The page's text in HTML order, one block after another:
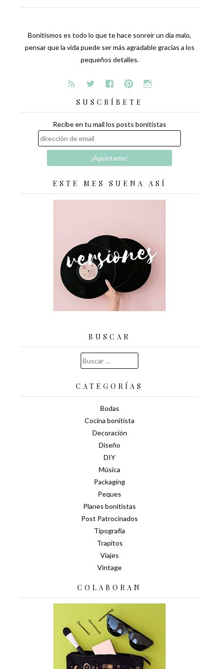
Bonitismos es todo lo que te hace sonreír un día malo,
pensar que la vida puede ser más agradable gracias a los
pequeños detalles.
SUSCRÍBETE
Recibe en tu mail los posts bonitistas
ESTE MES SUENA ASÍ
BUSCAR
Buscar:
CATEGORÍAS
Bodas
Cocina bonitista
Decoración
Diseño
DIY
Música
Packaging
Peques
Planes bonitistas
Post Patrocinados
Tipografía
Trapitos
Viajes
Vintage
COLABORAN